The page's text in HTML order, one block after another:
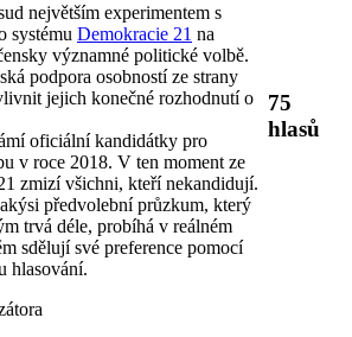
největším experimentem s
systému Demokracie 21 na
významné politické volbě.
podpora osobností ze strany
jejich konečné rozhodnutí o
oficiální kandidátky pro
v roce 2018. V ten moment ze
zmizí všichni, kteří nekandidují.
předvolební průzkum, který
trvá déle, probíhá v reálném
sdělují své preference pomocí
hlasování.
75
hlasů